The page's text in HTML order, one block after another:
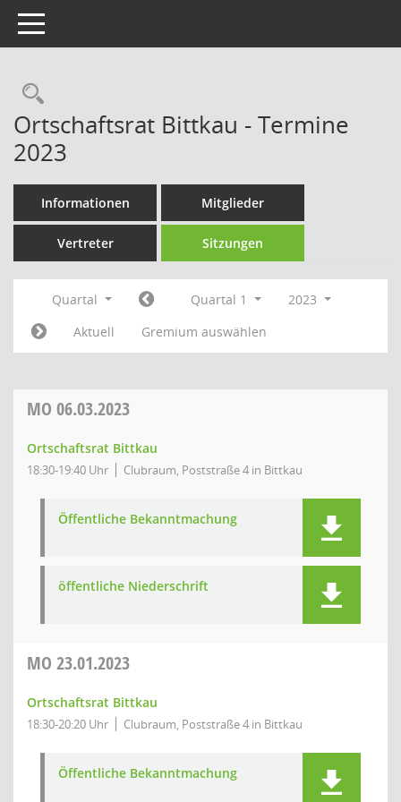
Toggle navigation
Rechercheauswahl
Ortschaftsrat Bittkau - Termine
2023
Informationen Mitglieder
Vertreter Sitzungen
Quartal Quartal 1
2023
Aktuell
Gremium auswählen
MO 06.03.2023
Ortschaftsrat Bittkau
18:30-19:40 Uhr Clubraum, Poststraße 4 in Bittkau
Öffentliche Bekanntmachung
öffentliche Niederschrift
MO 23.01.2023
Ortschaftsrat Bittkau
18:30-20:20 Uhr Clubraum, Poststraße 4 in Bittkau
Öffentliche Bekanntmachung